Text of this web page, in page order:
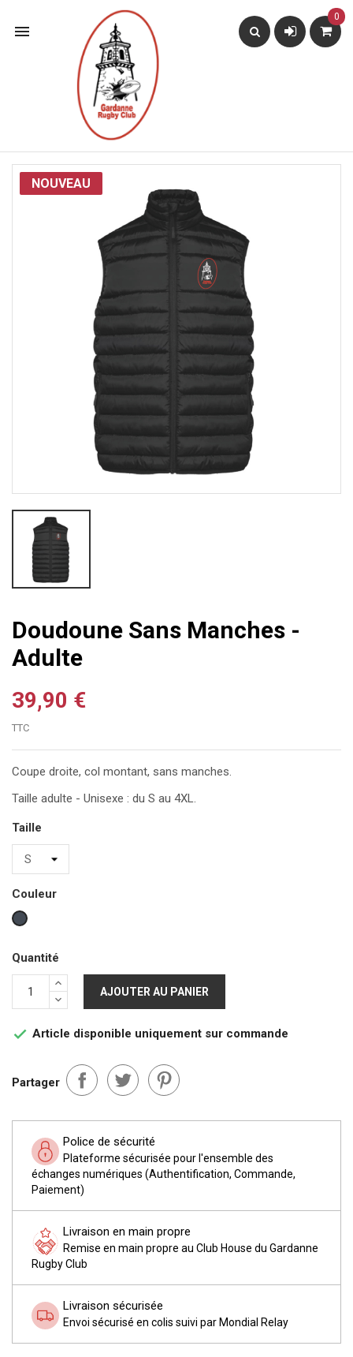

0
NOUVEAU
Doudoune Sans Manches -
Adulte
39,90 €
TTC
Coupe droite, col montant, sans manches.
Taille adulte - Unisexe : du S au 4XL.
Taille
Couleur
Noir
Quantité
AJOUTER AU PANIER
 Article disponible uniquement sur commande
Partager
Police de sécurité
Plateforme sécurisée pour l'ensemble des
échanges numériques (Authentification, Commande,
Paiement)
Livraison en main propre
Remise en main propre au Club House du Gardanne
Rugby Club
Livraison sécurisée
Envoi sécurisé en colis suivi par Mondial Relay